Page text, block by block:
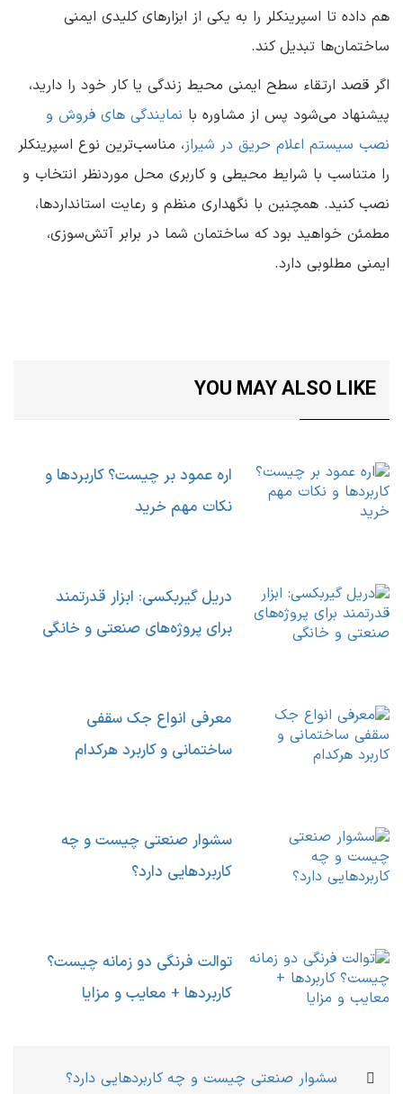
هم داده تا اسپرینکلر را به یکی از ابزارهای کلیدی ایمنی
ساختمان‌ها تبدیل کند.
اگر قصد ارتقاء سطح ایمنی محیط زندگی یا کار خود را دارید،
پیشنهاد می‌شود پس از مشاوره با نمایندگی های فروش و
نصب سیستم اعلام حریق در شیراز، مناسب‌ترین نوع اسپرینکلر
را متناسب با شرایط محیطی و کاربری محل موردنظر انتخاب و
نصب کنید. همچنین با نگهداری منظم و رعایت استانداردها،
مطمئن خواهید بود که ساختمان شما در برابر آتش‌سوزی،
ایمنی مطلوبی دارد.
YOU MAY ALSO LIKE
اره عمود بر چیست؟ کاربردها و
نکات مهم خرید
دریل گیربکسی: ابزار قدرتمند
برای پروژه‌های صنعتی و خانگی
معرفی انواع جک سقفی
ساختمانی و کاربرد هرکدام
سشوار صنعتی چیست و چه
کاربردهایی دارد؟
توالت فرنگی دو زمانه چیست؟
کاربردها + معایب و مزایا
راهبریPrevious
سشوار صنعتی چیست و چه کاربردهایی دارد؟